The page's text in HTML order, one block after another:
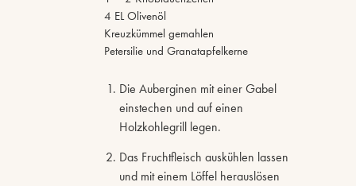
4 EL Olivenöl
Kreuzkümmel gemahlen
Petersilie und Granatapfelkerne
Die Auberginen mit einer Gabel
einstechen und auf einen
Holzkohlegrill legen.
Das Fruchtfleisch auskühlen lassen
und mit einem Löffel herauslösen